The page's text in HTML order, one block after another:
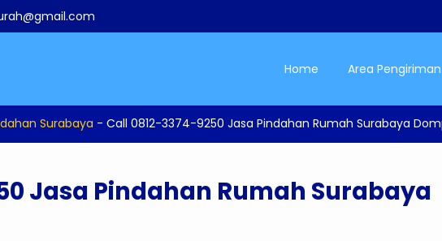
Home Area Pengiriman
Surabaya - Call 0812-3374-9250 Jasa Pindahan Rumah Surabaya
Jasa Pindahan Rumah Surabaya